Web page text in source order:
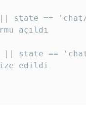
state ==
açıldı
state ==
edildi